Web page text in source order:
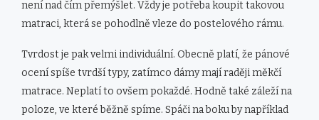
není nad čím přemýšlet. Vždy je potřeba koupit takovou
matraci, která se pohodlně vleze do postelového rámu.
Tvrdost je pak velmi individuální. Obecně platí, že pánové
ocení spíše tvrdší typy, zatímco dámy mají raději měkčí
matrace. Neplatí to ovšem pokaždé. Hodně také záleží na
poloze, ve které běžně spíme. Spáči na boku by například